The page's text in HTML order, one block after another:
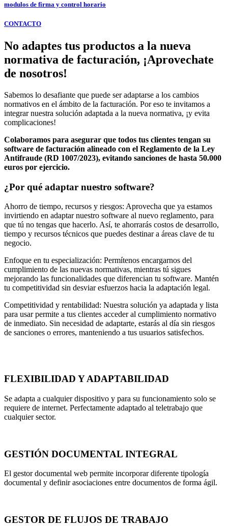
modulos de firma y control horario
CONTACTO
No adaptes tus productos a la nueva
normativa de facturación, ¡Aprovechate
de nosotros!
Sabemos lo desafiante que puede ser adaptarse a los cambios
normativos en el ámbito de la facturación. Por eso te invitamos a
integrar nuestra solución adaptada a la nueva normativa, ¡y evita
complicaciones!
Colaboramos para asegurar que todos tus clientes tengan su
software de facturación alineado con el Reglamento de la Ley
Antifraude (RD 1007/2023), evitando sanciones de hasta 50.000
euros por ejercicio.
¿Por qué adaptar nuestro software?
Ahorro de tiempo, recursos y riesgos: Aprovecha que ya estamos
invirtiendo en adaptar nuestro software al nuevo reglamento, para
que tú no tengas que hacerlo. Así, te ahorrarás costos de desarrollo,
tiempo y recursos técnicos que puedes destinar a áreas clave de tu
negocio.
Enfoque en tu especialización: Permítenos encargarnos del
cumplimiento de las nuevas normativas, mientras tú sigues
mejorando las funcionalidades que diferencian tu software. Mantén
tu competitividad sin desviar esfuerzos hacia la adaptación legal.
Competitividad y rentabilidad: Nuestra solución ya adaptada y lista
para usar permite a tus clientes acceder al cumplimiento normativo
de inmediato. Sin necesidad de adaptarte, estarás al día sin riesgos
de sanciones o errores, manteniendo a tus usuarios satisfechos.
FLEXIBILIDAD Y ADAPTABILIDAD
Se adapta a cualquier dispositivo y para su funcionamiento solo se
requiere de internet. Perfectamente adaptado al teletrabajo que
cualquier sector.
GESTIÓN DOCUMENTAL INTEGRAL
El gestor documental web permite incorporar diferente tipología
documental y definir asociaciones entre documentos de forma ágil.
GESTOR DE FLUJOS DE TRABAJO